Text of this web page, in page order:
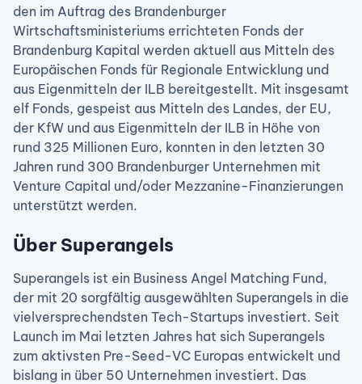
den im Auftrag des Brandenburger
Wirtschaftsministeriums errichteten Fonds der
Brandenburg Kapital werden aktuell aus Mitteln des
Europäischen Fonds für Regionale Entwicklung und
aus Eigenmitteln der ILB bereitgestellt. Mit insgesamt
elf Fonds, gespeist aus Mitteln des Landes, der EU,
der KfW und aus Eigenmitteln der ILB in Höhe von
rund 325 Millionen Euro, konnten in den letzten 30
Jahren rund 300 Brandenburger Unternehmen mit
Venture Capital und/oder Mezzanine-Finanzierungen
unterstützt werden.
Über Superangels
Superangels ist ein Business Angel Matching Fund,
der mit 20 sorgfältig ausgewählten Superangels in die
vielversprechendsten Tech-Startups investiert. Seit
Launch im Mai letzten Jahres hat sich Superangels
zum aktivsten Pre-Seed-VC Europas entwickelt und
bislang in über 50 Unternehmen investiert. Das